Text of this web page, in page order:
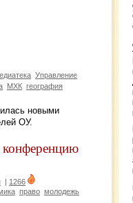
Управление
МХК география
новыми
ОУ.
| 1266
право молодежь